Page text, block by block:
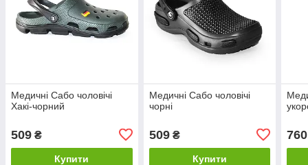
Медичні Сабо чоловічі
Хакі-чорний
509 ₴
Купити
Медичні Сабо чоловічі
чорні
509₴
Купити
760